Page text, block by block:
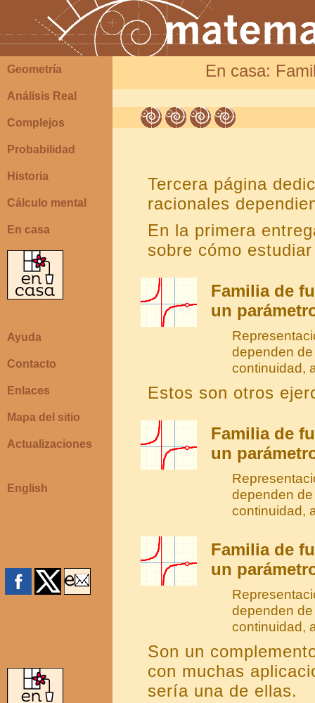
Geometría
Análisis Real
Complejos
Probabilidad
Historia
Cálculo mental
En casa
Ayuda
Contacto
Enlaces
Mapa del sitio
Actualizaciones
English
En casa:
Tercera página
racionales
En la primera
sobre cómo
Familia de
un
dependen
continuidad,
Estos son otros
Familia de
un
dependen
continuidad,
Familia de
un
dependen
continuidad,
Son un
con muchas
sería una de ellas.